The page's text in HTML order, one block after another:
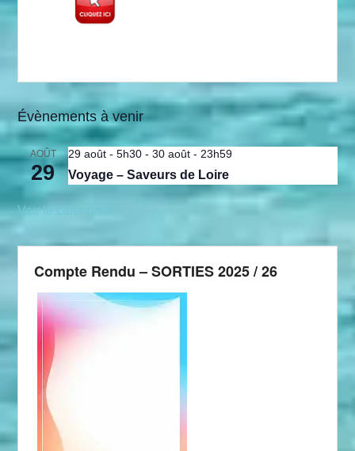
Évènements à venir
AOÛT
29
29 août - 5h30 -30 août - 23h59
Voyage – Saveurs de Loire
Voir le calendrier
Compte Rendu – SORTIES 2025 / 26